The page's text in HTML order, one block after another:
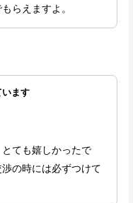
らえますよ。
います
ても嬉しかったで
の時には必ずつけて